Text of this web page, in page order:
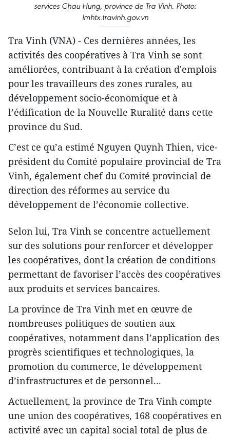
services Chau Hung, province de Tra Vinh. Photo:
lmhtx.travinh.gov.vn
Tra Vinh (VNA) - Ces dernières années, les
activités des coopératives à Tra Vinh se sont
améliorées, contribuant à la création d'emplois
pour les travailleurs des zones rurales, au
développement socio-économique et à
l’édification de la Nouvelle Ruralité dans cette
province du Sud.
C’est ce qu’a estimé Nguyen Quynh Thien, vice-
président du Comité populaire provincial de Tra
Vinh, également chef du Comité provincial de
direction des réformes au service du
développement de l’économie collective.
Selon lui, Tra Vinh se concentre actuellement
sur des solutions pour renforcer et développer
les coopératives, dont la création de conditions
permettant de favoriser l’accès des coopératives
aux produits et services bancaires.
La province de Tra Vinh met en œuvre de
nombreuses politiques de soutien aux
coopératives, notamment dans l’application des
progrès scientifiques et technologiques, la
promotion du commerce, le développement
d’infrastructures et de personnel...
Actuellement, la province de Tra Vinh compte
une union des coopératives, 168 coopératives en
activité avec un capital social total de plus de